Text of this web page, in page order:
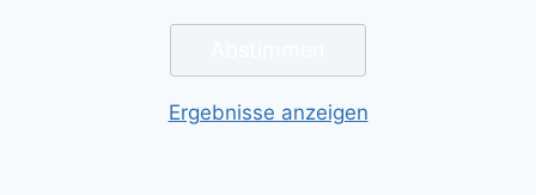
Ergebnisse anzeigen